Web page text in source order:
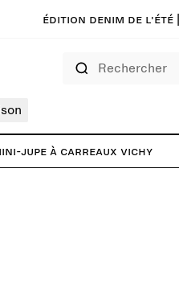
Édition denim de l'été |
jupe à carreaux vichy